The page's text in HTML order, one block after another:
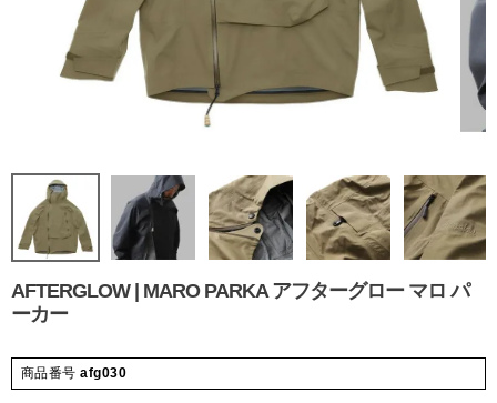
AFTERGLOW | MARO PARKA アフターグロー マロ パ
ーカー
商品番号 afg030